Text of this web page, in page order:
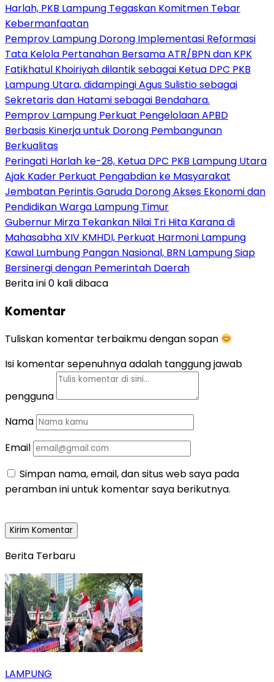
Harlah, PKB Lampung Tegaskan Komitmen Tebar
Kebermanfaatan
Pemprov Lampung Dorong Implementasi Reformasi
Tata Kelola Pertanahan Bersama ATR/BPN dan KPK
Fatikhatul Khoiriyah dilantik sebagai Ketua DPC PKB
Lampung Utara, didampingi Agus Sulistio sebagai
Sekretaris dan Hatami sebagai Bendahara.
Pemprov Lampung Perkuat Pengelolaan APBD
Berbasis Kinerja untuk Dorong Pembangunan
Berkualitas
Peringati Harlah ke-28, Ketua DPC PKB Lampung Utara
Ajak Kader Perkuat Pengabdian ke Masyarakat
Jembatan Perintis Garuda Dorong Akses Ekonomi dan
Pendidikan Warga Lampung Timur
Gubernur Mirza Tekankan Nilai Tri Hita Karana di
Mahasabha XIV KMHDI, Perkuat Harmoni Lampung
Kawal Lumbung Pangan Nasional, BRN Lampung Siap
Bersinergi dengan Pemerintah Daerah
Berita ini 0 kali dibaca
Komentar
Tuliskan komentar terbaikmu dengan sopan
Isi komentar sepenuhnya adalah tanggung jawab
pengguna
Nama
Email
Simpan nama, email, dan situs web saya pada
peramban ini untuk komentar saya berikutnya.
Berita Terbaru
LAMPUNG